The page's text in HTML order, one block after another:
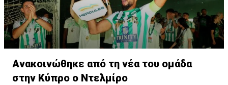
Ανακοινώθηκε από τη νέα του ομάδα
στην Κύπρο ο Ντελμίρο